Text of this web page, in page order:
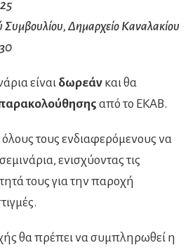
Συμβουλίου, Δημαρχείο Καναλακίου
είναι δωρεάν και θα
από το ΕΚΑΒ.
τους ενδιαφερόμενους να
ενισχύοντας τις
τους για την παροχή
θα πρέπει να συμπληρωθεί η